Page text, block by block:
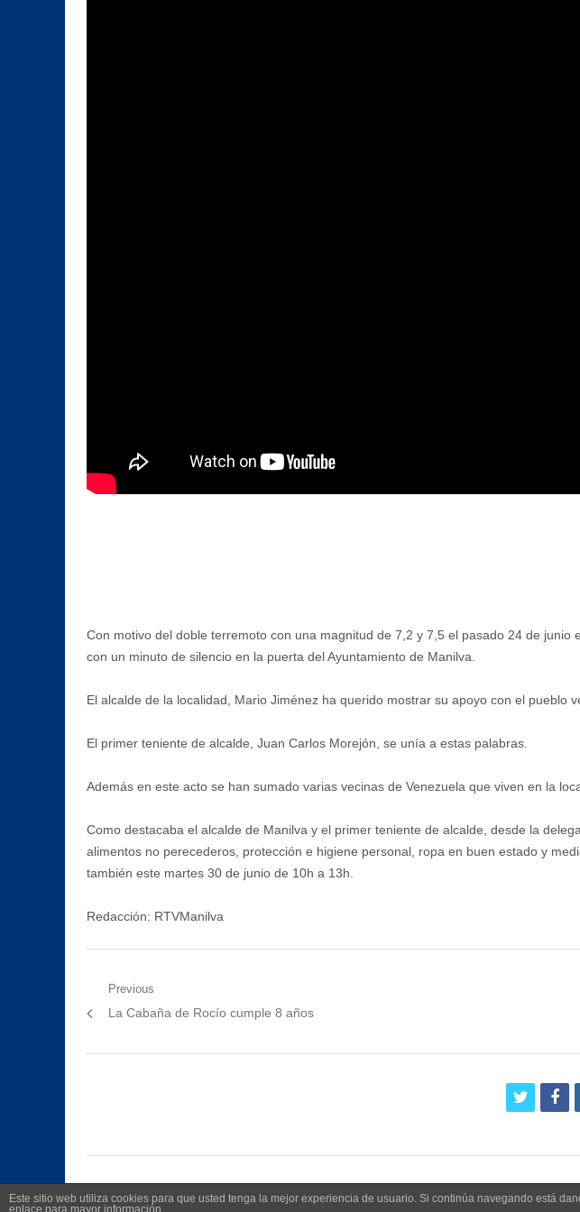
Con motivo del doble terremoto con una magnitud de 7,2 y 7,5 el pasado 24 de
con un minuto de silencio en la puerta del Ayuntamiento de Manilva.
El alcalde de la localidad, Mario Jiménez ha querido mostrar su apoyo con el pueblo
El primer teniente de alcalde, Juan Carlos Morejón, se unía a estas palabras.
Además en este acto se han sumado varias vecinas de Venezuela que viven en la
Como destacaba el alcalde de Manilva y el primer teniente de alcalde, desde la
alimentos no perecederos, protección e higiene personal, ropa en buen estado y
también este martes 30 de junio de 10h a 13h.
Redacción: RTVManilva
Navegación
de
entradas
Previous
Previous
La Cabaña de Rocío cumple 8 años
twitter
Este sitio web utiliza cookies para que usted tenga la mejor experiencia de usuario. Si continúa navegando está
enlace para mayor información.